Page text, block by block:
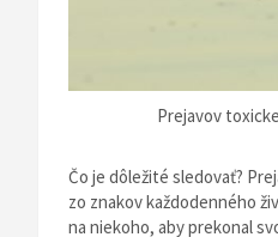
Prejavov
Čo je dôležité sledovať?
zo znakov každodenného
na niekoho, aby prekonal